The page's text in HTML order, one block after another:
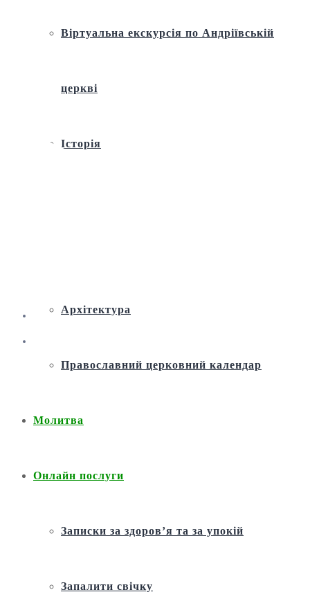
Віртуальна екскурсія по Андріївській
церкві
Історія
Архітектура
Православний церковний календар
Молитва
Онлайн послуги
Записки за здоров’я та за упокій
Запалити свічку